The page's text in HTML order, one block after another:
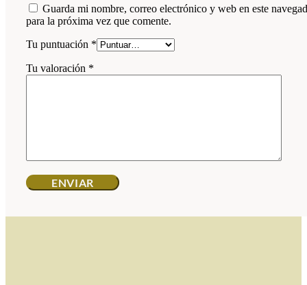
Guarda mi nombre, correo electrónico y web en este
para la próxima vez que comente.
Tu puntuación *
Tu valoración *